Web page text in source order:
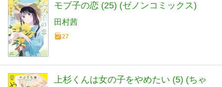
モブ子の恋 (25) (ゼノンコミックス)
田村茜
27
上杉くんは女の子をやめたい (5) (ちゃ